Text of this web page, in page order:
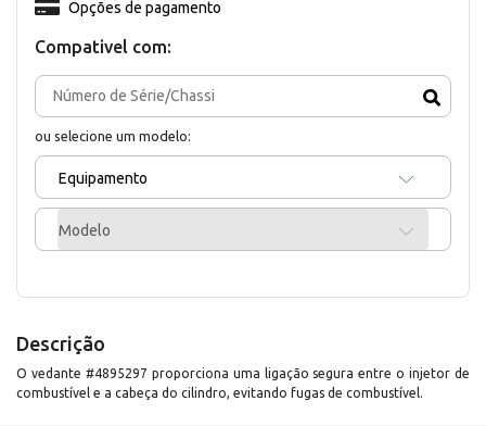
Compativel com:
ou selecione um modelo:
Equipamento
Modelo
Opções de pagamento
Descrição
O vedante #4895297 proporciona uma ligação segura entre o injetor de
combustível e a cabeça do cilindro, evitando fugas de combustível.